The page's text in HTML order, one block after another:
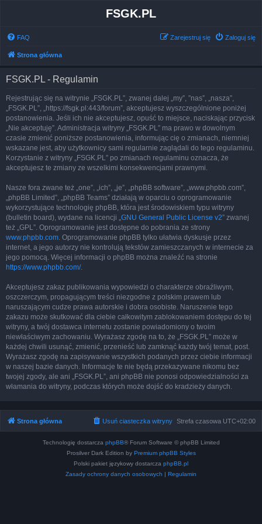
FSGK.PL
FAQ Zaloguj się
Zarejestruj się
Strona główna
FSGK.PL - Regulamin
Rejestrując się na witrynie „FSGK.PL”, zwanej dalej „my”, ”nas”, „nasza”,
„FSGK.PL”, „https://fsgk.pl:443/forum”, akceptujesz wyszczególnione poniżej
postanowienia. Jeśli ich nie akceptujesz, opuść to miejsce, naciskając przycisk
„Nie akceptuję”. Administracja witryny „FSGK.PL” ma prawo w dowolnym
czasie zmienić poniższe postanowienia, informując cię o zmianach, niemniej
wskazane jest, aby użytkownicy sami regularnie zaglądali do tego regulaminu.
Korzystanie z witryny „FSGK.PL” po zmianach regulaminu oznacza, że
akceptujesz te zmiany ze wszelkimi konsekwencjami prawnymi.
Nasze fora zwane też „one”, „ich”, „je”, „phpBB software”, „www.phpbb.com”,
„phpBB Limited”, „phpBB Teams” działają w oparciu o oprogramowanie
wykorzystujące technologię phpBB, która jest środowiskiem typu witryny
(bulletin board), wydane na licencji „GNU General Public License v2” zwanej
też „GPL”. Oprogramowanie jest dostępne do pobrania ze strony
www.phpbb.com. Oprogramowanie phpBB tylko ułatwia dyskusje przez
internet, a jego autorzy nie kontrolują tekstów zamieszczanych w internecie za
jego pomocą. Więcej informacji o phpBB można znaleźć na stronie
https://www.phpbb.com/.
Akceptujesz zakaz publikowania wypowiedzi o charakterze obraźliwym,
oszczerczym, propagującym treści niezgodne z polskim prawem lub
naruszającym cudze prawa autorskie i dobra osobiste. Naruszenie tego
zakazu może skutkować dla ciebie całkowitym zablokowaniem dostępu do tej
witryny, a twój dostawca internetu zostanie powiadomiony o twoim
niewłaściwym zachowaniu. Wyrażasz zgodę na to, że „FSGK.PL” może w
każdej chwili usunąć, zmienić, przenieść lub zamknąć każdy twój temat, post.
Wyrażasz zgodę na zapisywanie wszystkich podanych przez ciebie informacji
w naszej bazie danych. Informacje te nie będą przekazywane nikomu bez
twojej zgody, ale ani „FSGK.PL”, ani phpBB nie ponosi odpowiedzialności za
włamania do witryny, podczas których może dojść do kradzieży danych.
Strona główna Strefa czasowa UTC+02:00
Usuń ciasteczka witryny
Technologię dostarcza phpBB® Forum Software © phpBB Limited
Prosilver Dark Edition by Premium phpBB Styles
Polski pakiet językowy dostarcza phpBB.pl
Zasady ochrony danych osobowych | Regulamin